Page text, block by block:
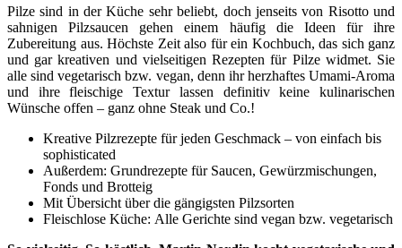
Pilze sind in der Küche sehr beliebt, doch jenseits von Risotto und
sahnigen Pilzsaucen gehen einem häufig die Ideen für ihre
Zubereitung aus. Höchste Zeit also für ein Kochbuch, das sich ganz
und gar kreativen und vielseitigen Rezepten für Pilze widmet. Sie
alle sind vegetarisch bzw. vegan, denn ihr herzhaftes Umami-Aroma
und ihre fleischige Textur lassen definitiv keine kulinarischen
Wünsche offen – ganz ohne Steak und Co.!
Kreative Pilzrezepte für jeden Geschmack – von einfach bis
sophisticated
Außerdem: Grundrezepte für Saucen, Gewürzmischungen,
Fonds und Brotteig
Mit Übersicht über die gängigsten Pilzsorten
Fleischlose Küche: Alle Gerichte sind vegan bzw. vegetarisch